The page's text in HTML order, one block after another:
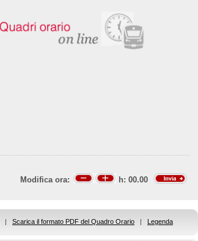
Modifica ora: h: 00.00
| Scarica il formato PDF del Quadro Orario | Legenda